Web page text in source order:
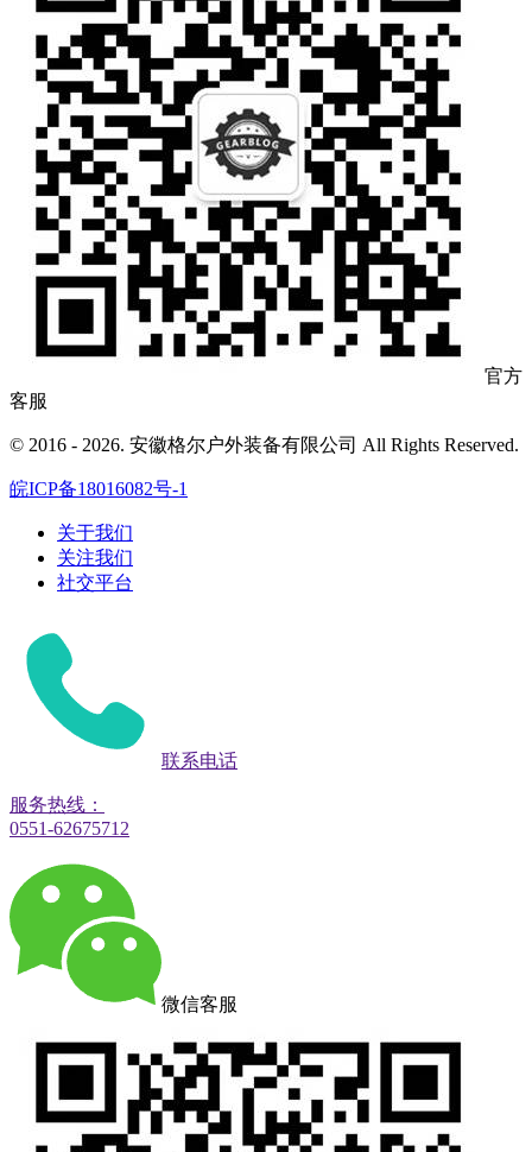
官方
客服
© 2016 - 2026. 安徽格尔户外装备有限公司 All Rights Reserved.
皖ICP备18016082号-1
关于我们
关注我们
社交平台
联系电话
服务热线：
0551-62675712
微信客服